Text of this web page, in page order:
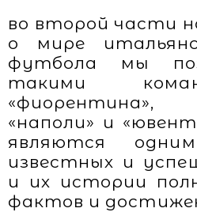
во второй части
о мире
футбола мы
такими
«наполи» и
являются
известных и
и их истории
фактов и